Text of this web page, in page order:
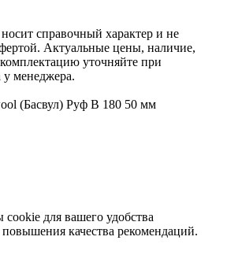
справочный характер и не
Актуальные цены, наличие,
уточняйте при
у менеджера.
(Басвул) Руф В 180 50 мм
для вашего удобства
качества рекомендаций.